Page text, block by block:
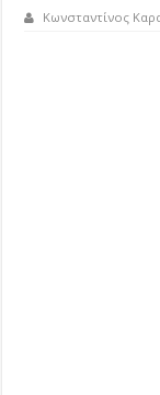
Κωνσταντίνος